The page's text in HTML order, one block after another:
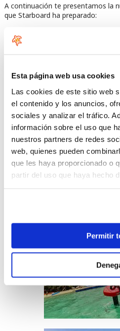
Esta página web usa cookies
Las cookies de este sitio web
el contenido y los anuncios,
sociales y analizar el tráfico.
información sobre el uso que
nuestros partners de redes
web, quienes pueden
que les haya proporcionado o
partir del uso que haya hecho
Permitir
A continuación te presentamos la
que Starboard ha preparado:
Acepta las cookies de preferencia
Más imágenes